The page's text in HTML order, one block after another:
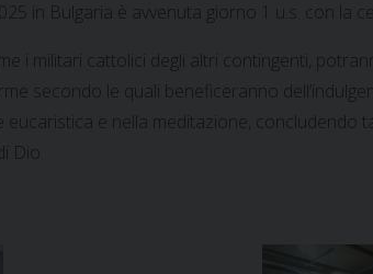
in Bulgaria è avvenuta giorno 1 u.s. con la
i militari cattolici degli altri contingenti,
secondo le quali beneficeranno
eucaristica e nella meditazione,